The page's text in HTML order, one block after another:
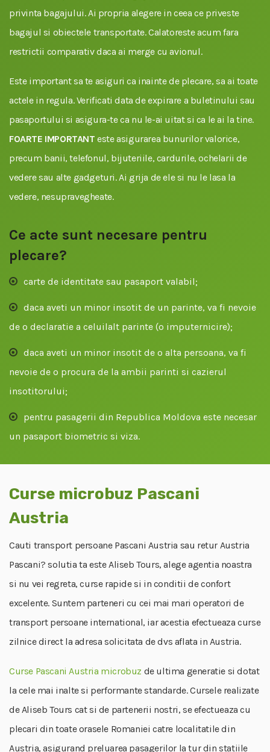
privinta bagajului. Ai propria alegere in ceea ce priveste
bagajul si obiectele transportate. Calatoreste acum fara
restrictii comparativ daca ai merge cu avionul.
Este important sa te asiguri ca inainte de plecare, sa ai toate
actele in regula. Verificati data de expirare a buletinului sau
pasaportului si asigura-te ca nu le-ai uitat si ca le ai la tine.
FOARTE IMPORTANT este asigurarea bunurilor valorice,
precum banii, telefonul, bijuteriile, cardurile, ochelarii de
vedere sau alte gadgeturi. Ai grija de ele si nu le lasa la
vedere, nesupravegheate.
Ce acte sunt necesare pentru
plecare?
carte de identitate sau pasaport valabil;
daca aveti un minor insotit de un parinte, va fi nevoie
de o declaratie a celuilalt parinte (o imputernicire);
daca aveti un minor insotit de o alta persoana, va fi
nevoie de o procura de la ambii parinti si cazierul
insotitorului;
pentru pasagerii din Republica Moldova este necesar
un pasaport biometric si viza.
Curse microbuz Pascani
Austria
Cauti transport persoane Pascani Austria sau retur Austria
Pascani? solutia ta este Aliseb Tours, alege agentia noastra
si nu vei regreta, curse rapide si in conditii de confort
excelente. Suntem parteneri cu cei mai mari operatori de
transport persoane international, iar acestia efectueaza curse
zilnice direct la adresa solicitata de dvs aflata in Austria.
Curse Pascani Austria microbuz de ultima generatie si dotat
la cele mai inalte si performante standarde. Cursele realizate
de Aliseb Tours cat si de partenerii nostri, se efectueaza cu
plecari din toate orasele Romaniei catre localitatile din
Austria, asigurand preluarea pasagerilor la tur din statiile